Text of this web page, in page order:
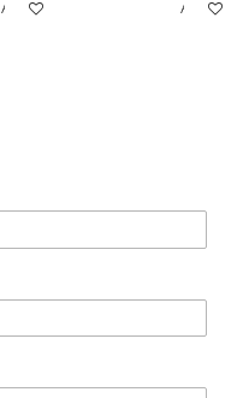
Ajouter au panier Ajouter